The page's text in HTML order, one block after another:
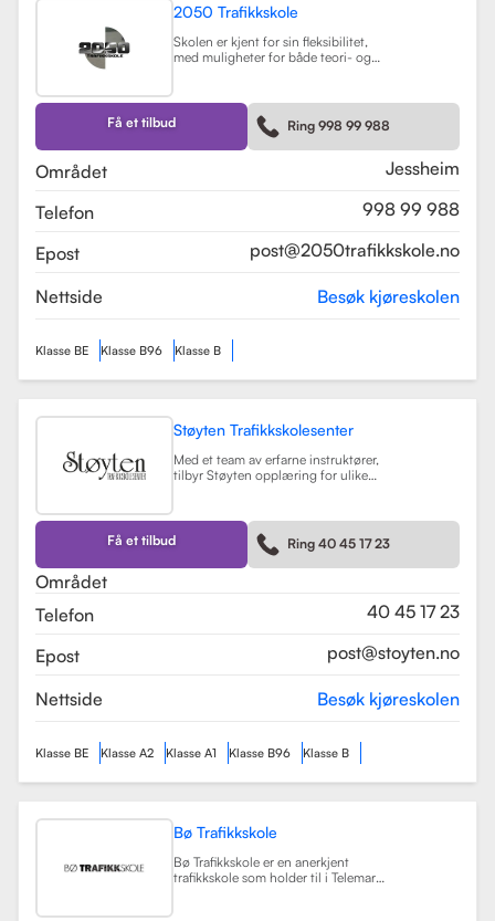
2050 Trafikkskole
Skolen er kjent for sin fleksibilitet,
med muligheter for både teori- og
undervisningsmetoder og et
engasjert team, har 2050
Trafikkskole som mål å hjelpe elever
med å bli trygge og kompetente
Få et tilbud Ring 998 99 988
Området
Jessheim
Telefon
998 99 988
Epost
post@2050trafikkskole.no
Nettside Besøk kjøreskolen
Klasse BE Klasse B96 Klasse B
Støyten Trafikkskolesenter
Med et team av erfarne instruktører,
tilbyr Støyten opplæring for ulike
kurs som trafikalt grunnkurs og
mørkekjøring. Skolen er kjent for sin
fleksibilitet og tilpasning til elevenes
behov, noe som gjør
Få et tilbud Ring 40 45 17 23
Området
Telefon
40 45 17 23
Epost
post@stoyten.no
Nettside Besøk kjøreskolen
Klasse BE Klasse A2 Klasse A1 Klasse B96 Klasse B
Bø Trafikkskole
Bø Trafikkskole er en anerkjent
trafikkskole som holder til i Telemark,